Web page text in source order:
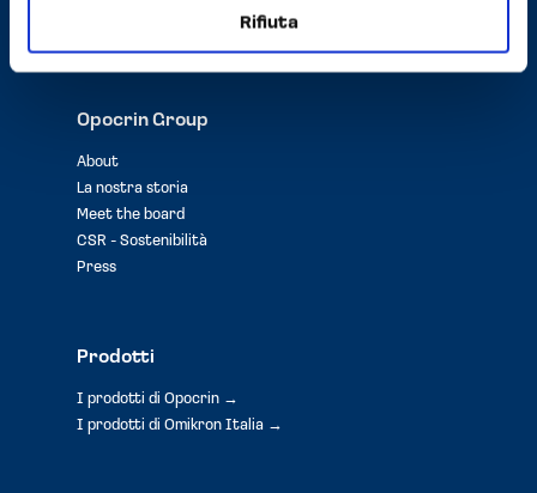
Rifiuta
Privacy e Cookie Policy
Opocrin Group
About
La nostra storia
Meet the board
CSR - Sostenibilità
Press
Prodotti
I prodotti di Opocrin →
I prodotti di Omikron Italia →